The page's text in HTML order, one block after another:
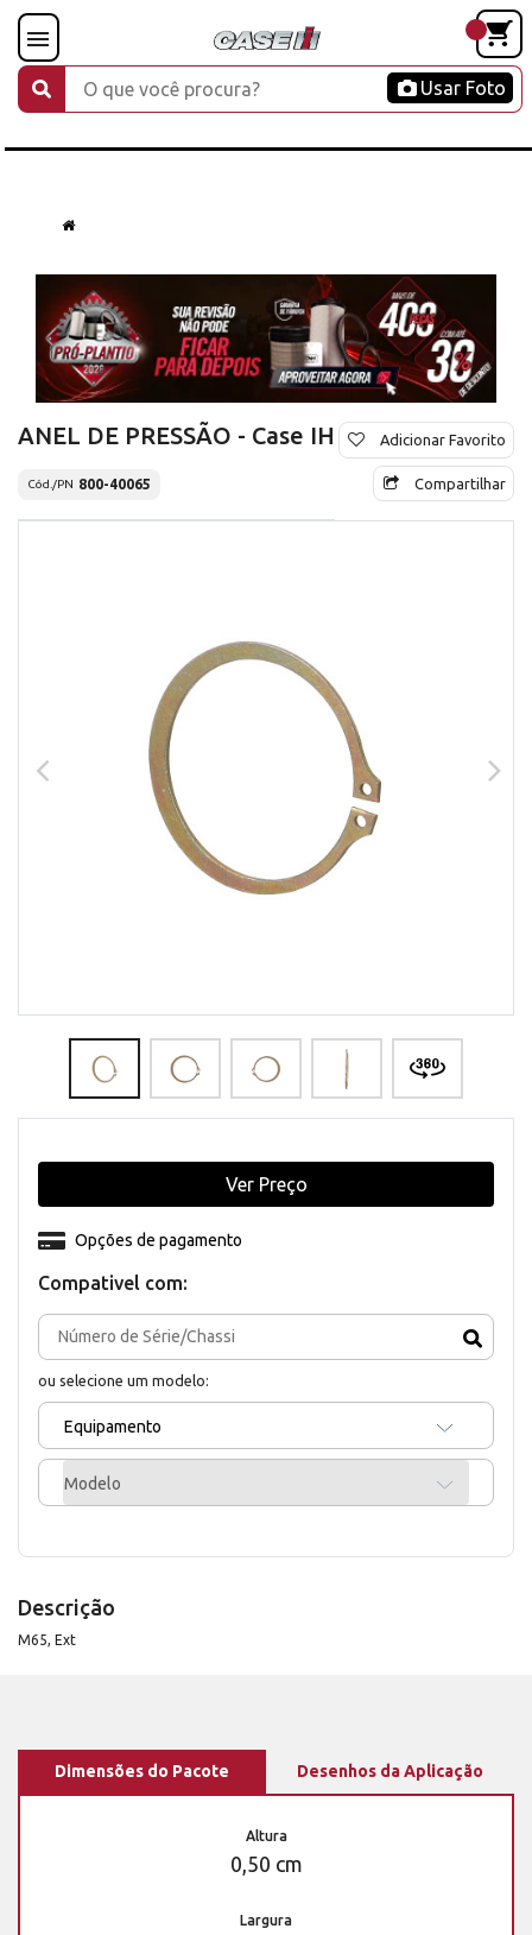
Usar Foto
ANEL DE PRESSÃO - Case IH
Cód./PN 800-40065
Adicionar Favorito
Compartilhar
Compativel com:
ou selecione um modelo:
Equipamento
Modelo
Opções de pagamento
Ver Preço
Descrição
M65, Ext
Dimensões do Pacote Desenhos da Aplicação
Altura
0,50 cm
Largura